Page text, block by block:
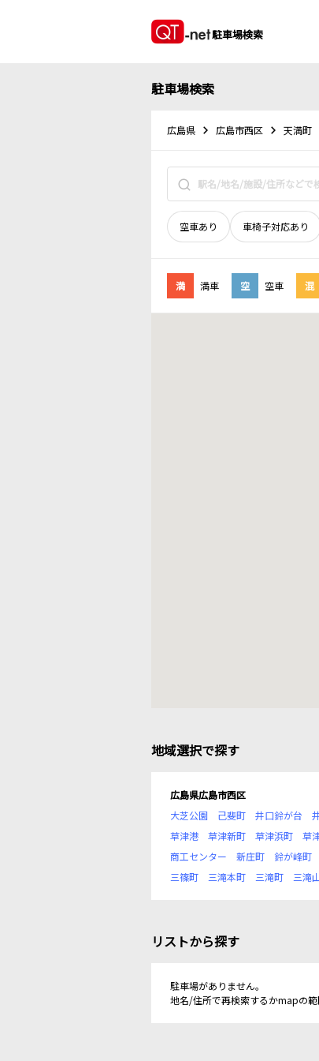
駐車場検索
駐車場検索
広島県 広島市西区 天満町
空車あり 車椅子対応あり
満 満車 空 空車 混
地域選択で探す
広島県広島市西区
大芝公園
己斐町 井口鈴が台
草津港
草津新町 草津浜町 草
商工センター
新庄町 鈴が峰町
三篠町
三滝本町 三滝町 三滝
リストから探す
駐車場がありません。
地名/住所で再検索するかmapの範